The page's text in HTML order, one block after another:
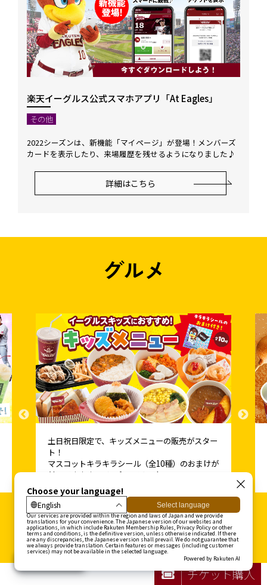
楽天イーグルス公式スマホアプリ「At Eagles」
その他
2022シーズンは、新機能「マイページ」が登場！メンバーズ
カードを表示したり、来場履歴を残せるようになりました♪
詳細はこちら
グルメ
東北6県の名物がスタジアムで味わえます。お食
事からデザートまで、東北のウマいを食べ尽くそ
う！
チケット購入